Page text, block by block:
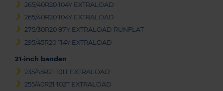
265/40R20 104Y EXTRALOAD
265/40R20 104Y EXTRALOAD
275/30R20 97Y EXTRALOAD RUNFLAT
295/45R20 114Y EXTRALOAD
21-inch banden
235/45R21 101T EXTRALOAD
255/40R21 102T EXTRALOAD